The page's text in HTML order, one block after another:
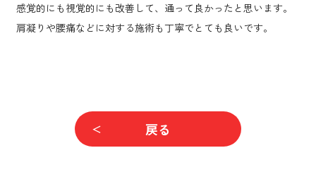
感覚的にも視覚的にも改善して、通って良かったと思います。
肩凝りや腰痛などに対する施術も丁寧でとても良いです。
戻る